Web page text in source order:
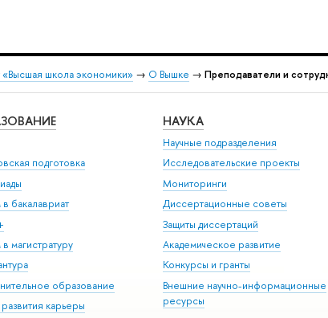
«Высшая школа экономики» → О Вышке → Преподаватели и
подготовка
бакалавриат
магистратуру
образование
карьеры
НАУКА
Научные подразделения
Исследовательские проекты
Мониторинги
Диссертационные советы
Защиты диссертаций
Академическое развитие
Конкурсы и гранты
Внешние научно-информационные
ресурсы